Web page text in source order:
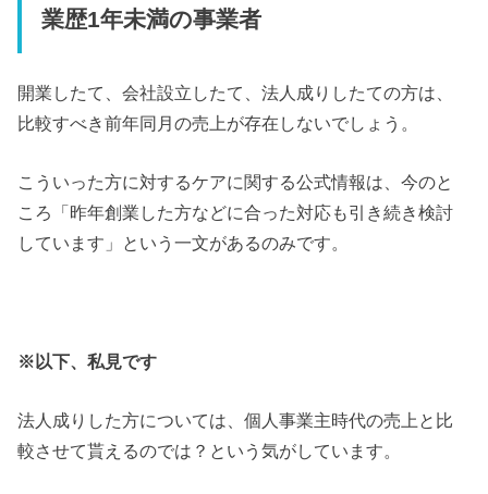
業歴1年未満の事業者
開業したて、会社設立したて、法人成りしたての方は、
比較すべき前年同月の売上が存在しないでしょう。
こういった方に対するケアに関する公式情報は、今のと
ころ「昨年創業した方などに合った対応も引き続き検討
しています」という一文があるのみです。
※以下、私見です
法人成りした方については、個人事業主時代の売上と比
較させて貰えるのでは？という気がしています。